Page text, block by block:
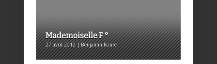
Mademoiselle F °
27 avril 2012 | Benjamin Roure